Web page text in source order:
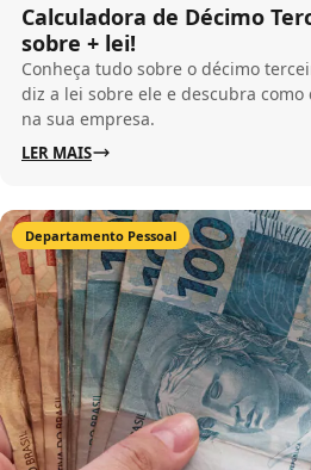
Calculadora de Décimo
sobre + lei!
Conheça tudo sobre o décimo
diz a lei sobre ele e descubra
na sua empresa.
LER MAIS
Departamento Pessoal